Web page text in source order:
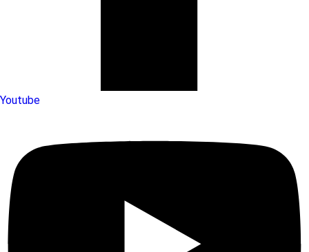
Youtube